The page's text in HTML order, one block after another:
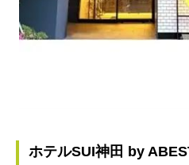
ホテルSUI神田 by